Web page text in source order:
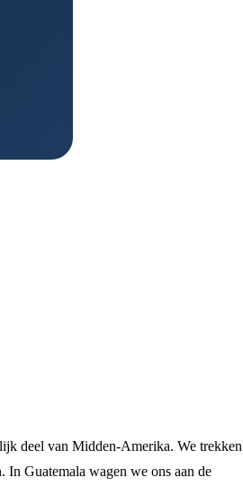
deel van Midden-Amerika. We trekken
In Guatemala wagen we ons aan de